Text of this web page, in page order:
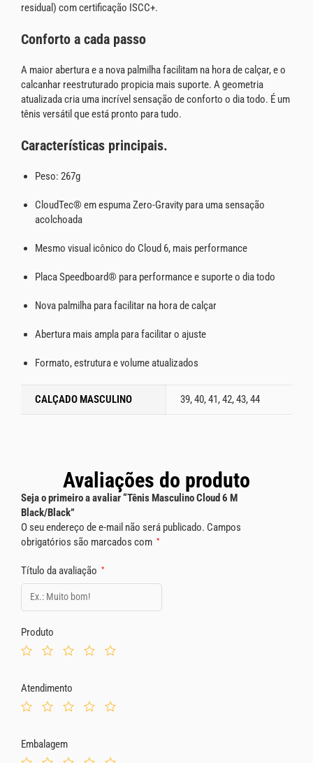
residual) com certificação ISCC+.
Conforto a cada passo
A maior abertura e a nova palmilha facilitam na hora de calçar, e o
calcanhar reestruturado propicia mais suporte. A geometria
atualizada cria uma incrível sensação de conforto o dia todo. É um
tênis versátil que está pronto para tudo.
Características principais.
Peso: 267g
CloudTec® em espuma Zero-Gravity para uma sensação
acolchoada
Mesmo visual icônico do Cloud 6, mais performance
Placa Speedboard® para performance e suporte o dia todo
Nova palmilha para facilitar na hora de calçar
Abertura mais ampla para facilitar o ajuste
Formato, estrutura e volume atualizados
CALÇADO MASCULINO 39, 40, 41, 42, 43, 44
Avaliações do produto
Seja o primeiro a avaliar “Tênis Masculino Cloud 6 M
Black/Black”
O seu endereço de e-mail não será publicado. Campos
obrigatórios são marcados com *
Título da avaliação *
Produto
Atendimento
Embalagem